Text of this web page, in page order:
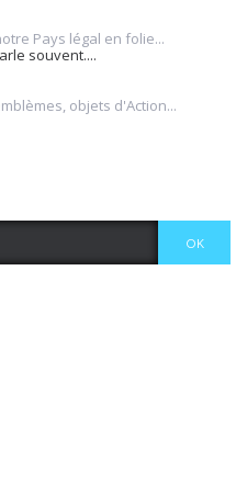
Pays légal en folie...
souvent....
objets d'Action...